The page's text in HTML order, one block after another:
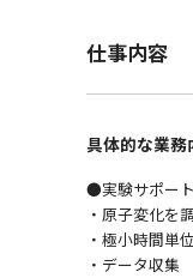
仕事内容
具体的な業務
●実験サポー
・原子変化を
・極小時間単
・データ収集